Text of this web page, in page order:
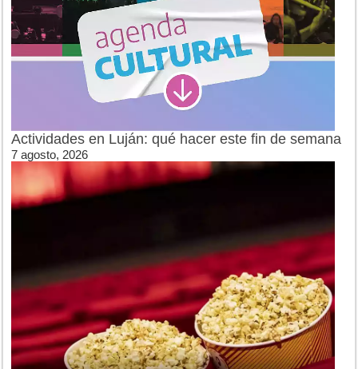
Actividades en Luján: qué hacer este fin de semana
7 agosto, 2026